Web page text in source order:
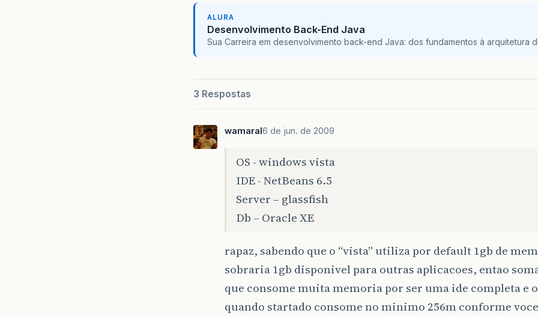
ALURA
Desenvolvimento Back-End Java
Sua Carreira em desenvolvimento back-end Java: dos fundamentos à arquitetura
3 Respostas
wamaral6 de jun. de 2009
OS - windows vista
IDE - NetBeans 6.5
Server – glassfish
Db – Oracle XE
rapaz, sabendo que o “vista” utiliza por default 1gb de
sobraria 1gb disponivel para outras aplicacoes, entao
que consome muita memoria por ser uma ide completa e
quando startado consome no minimo 256m conforme